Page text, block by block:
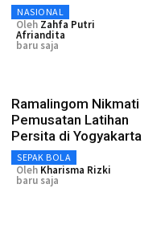
NASIONAL
Oleh Zahfa Putri
Afriandita
baru saja
Ramalingom Nikmati
Pemusatan Latihan
Persita di Yogyakarta
SEPAK BOLA
Oleh Kharisma Rizki
baru saja